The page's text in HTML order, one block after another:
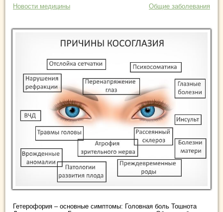
Новости медицины Общие заболевания
Гетерофория – основные симптомы: Головная боль Тошнота